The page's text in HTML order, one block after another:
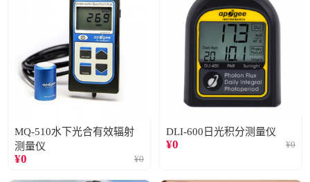
MQ-510水下光合有效辐射
测量仪
¥0 ¥0
DLI-600日光积分测量仪
¥0 ¥0